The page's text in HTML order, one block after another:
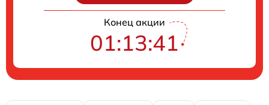
Конец акции
01:13:40